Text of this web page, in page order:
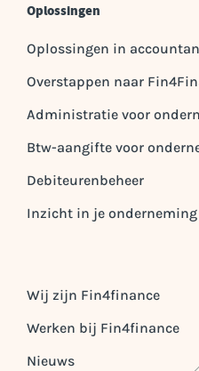
Oplossingen
Oplossingen in
Overstappen naar
Administratie voor
Btw-aangifte voor
Debiteurenbeheer
Inzicht in je onderneming
Wij zijn Fin4finance
Werken bij Fin4finance
Nieuws